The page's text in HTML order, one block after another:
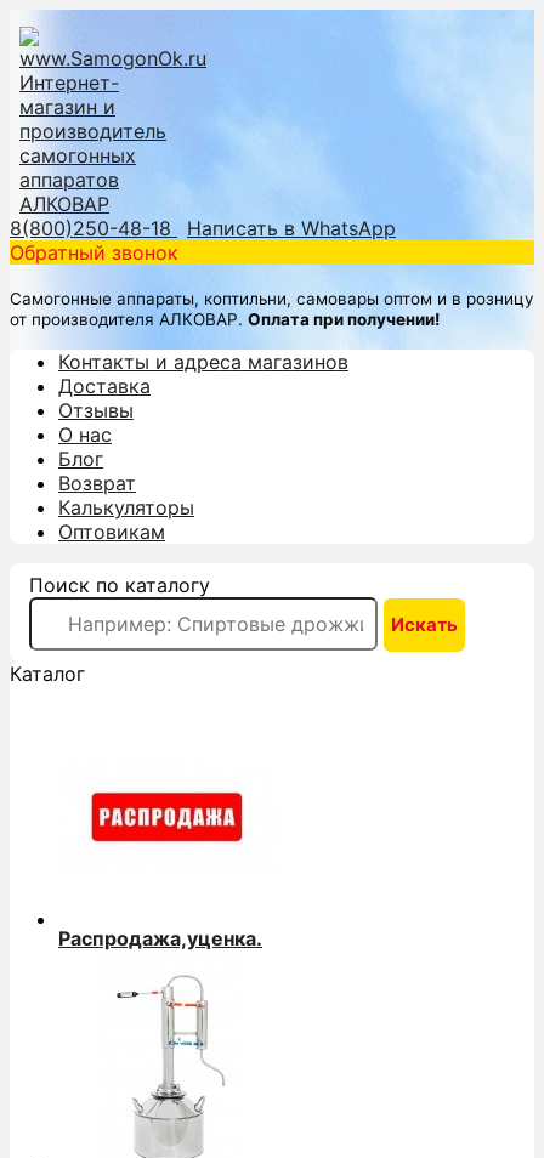
8(800)250-48-18
Написать в WhatsApp
Обратный звонок
Самогонные аппараты, коптильни, самовары оптом и в розницу
от производителя АЛКОВАР. Оплата при получении!
Контакты и адреса магазинов
Доставка
Отзывы
О нас
Блог
Возврат
Калькуляторы
Оптовикам
Поиск по каталогу
Каталог
Распродажа,уценка.